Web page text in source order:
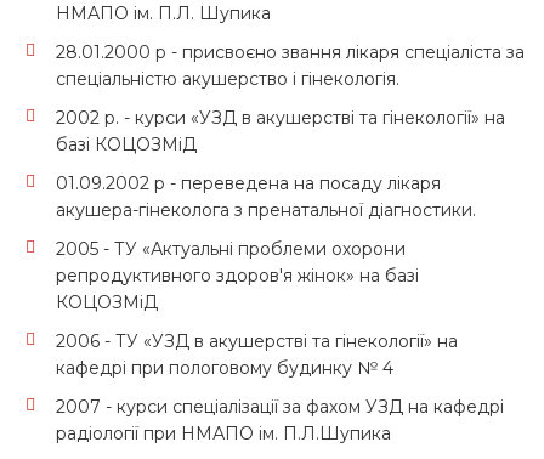
НМАПО ім. П.Л. Шупика
28.01.2000 р - присвоєно звання лікаря спеціаліста за
спеціальністю акушерство і гінекологія.
2002 р. - курси «УЗД в акушерстві та гінекології» на
базі КОЦОЗМіД
01.09.2002 р - переведена на посаду лікаря
акушера-гінеколога з пренатальної діагностики.
2005 - ТУ «Актуальні проблеми охорони
репродуктивного здоров'я жінок» на базі
КОЦОЗМіД
2006 - ТУ «УЗД в акушерстві та гінекології» на
кафедрі при пологовому будинку № 4
2007 - курси спеціалізації за фахом УЗД на кафедрі
радіології при НМАПО ім. П.Л.Шупика